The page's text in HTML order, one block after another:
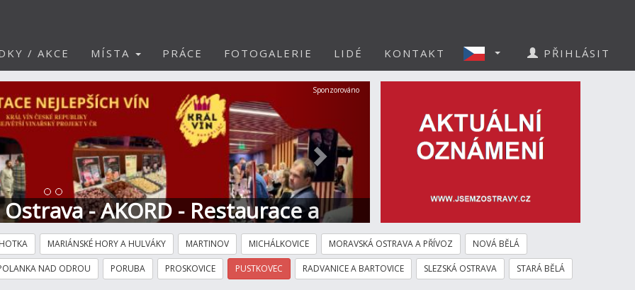
/ AKCE MÍSTA PRÁCE FOTOGALERIE LIDÉ KONTAKT PŘIHLÁSIT
- AKORD - Restaurace a
Další
Sponzorováno
MARIÁNSKÉ HORY A HULVÁKY MARTINOV MICHÁLKOVICE MORAVSKÁ OSTRAVA A PŘÍVOZ NOVÁ BĚLÁ
NAD ODROU PORUBA PROSKOVICE PUSTKOVEC RADVANICE A BARTOVICE SLEZSKÁ OSTRAVA STARÁ BĚLÁ